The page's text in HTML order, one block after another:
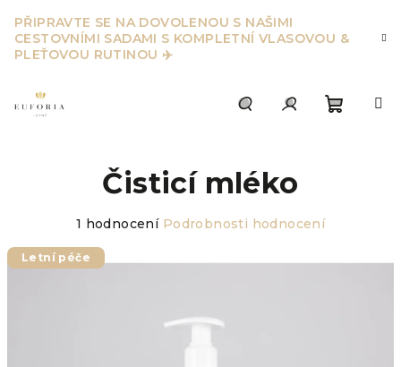
na
obsah
PŘIPRAVTE SE NA DOVOLENOU S NAŠIMI
CESTOVNÍMI SADAMI S KOMPLETNÍ VLASOVOU &
PLEŤOVOU RUTINOU ✈️
Čisticí mléko
Průměrné
produktu
1 hodnocení Podrobnosti hodnocení
Letní péče